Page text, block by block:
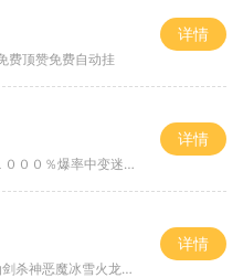
费顶赞免费自动挂
详情
０％爆率中变迷失单职
详情
神恶魔冰雪火龙神器专属
详情